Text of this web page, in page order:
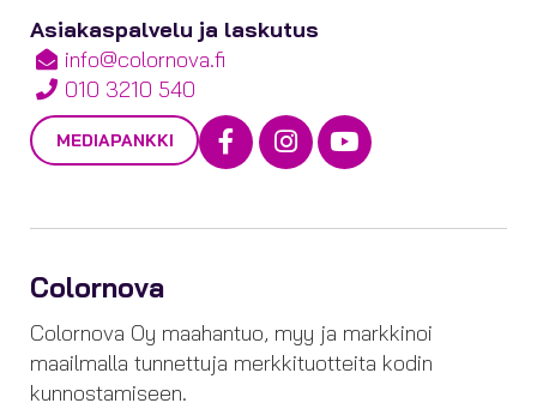
Asiakaspalvelu ja laskutus
info@colornova.fi
010 3210 540
MEDIAPANKKI Facebook
Instagram
Youtube
Colornova
Colornova Oy maahantuo, myy ja markkinoi
maailmalla tunnettuja merkkituotteita kodin
kunnostamiseen.